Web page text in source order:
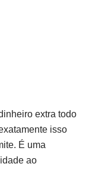
extra todo
isso
É uma
ao